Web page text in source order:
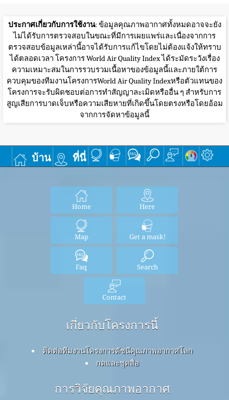
ประกาศเกี่ยวกับการใช้งาน: ข้อมูลคุณภาพอากาศทั้งหมดอาจจะยัง
ไม่ได้รับการตรวจสอบในขณะที่มีการเผยแพร่และเนื่องจากการ
ตรวจสอบข้อมูลเหล่านี้อาจได้รับการแก้ไขโดยไม่ต้องแจ้งให้ทราบ
ได้ตลอดเวลา โครงการ World Air Quality Index ได้ระมัดระวังเรื่อง
ความเหมาะสมในการรวบรวมเนื้อหาของข้อมูลนี้และภายใต้การ
ควบคุมของทีมงานโครงการWorld Air Quality Indexหรือตัวแทนของ
โครงการจะรับผิดชอบต่อการทำสัญญาละเมิดหรืออื่น ๆ สำหรับการ
สูญเสียการบาดเจ็บหรือความเสียหายที่เกิดขึ้นโดยตรงหรือโดยอ้อม
จากการจัดหาข้อมูลนี้
บ้าน ที่นี่
Home Here
Map Get a mask!
Faq Search
Contact
เกี่ยวกับโครงการนี้
ติดต่อทีมงานโครงการดัชนีคุณภาพอากาศโลก
กดและชุดสื่อ
การวิจัยคุณภาพอากาศ